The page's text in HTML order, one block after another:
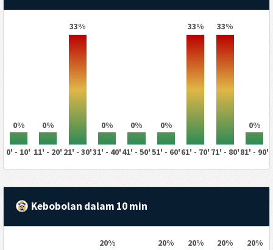
0% 0%
33%
0% 0% 0%
33% 33%
0%
0' - 10' 11' - 20' 21' - 30'31' - 40'41' - 50'51' - 60'61' - 70' 71' - 80'81' - 90'
Kebobolan dalam 10 min
20% 20% 20% 20% 20%